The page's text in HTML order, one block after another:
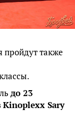
пройдут также
до 23
Kinoplexx Sary